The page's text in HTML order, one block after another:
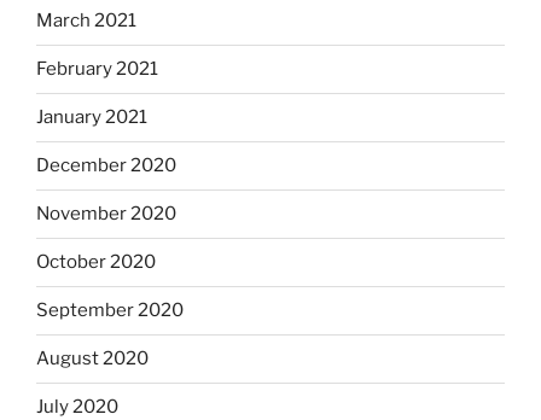
March 2021
February 2021
January 2021
December 2020
November 2020
October 2020
September 2020
August 2020
July 2020